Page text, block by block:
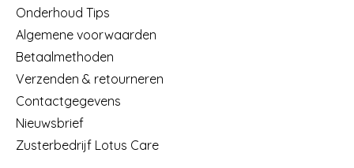
Onderhoud Tips
Algemene voorwaarden
Betaalmethoden
Verzenden & retourneren
Contactgegevens
Nieuwsbrief
Zusterbedrijf Lotus Care